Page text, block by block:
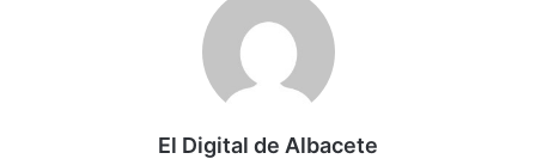
El Digital de Albacete